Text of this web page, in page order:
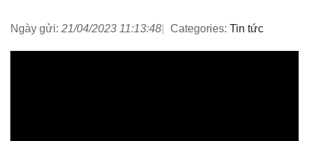
Ngày gửi: 21/04/2023 11:13:48 Categories: Tin tức